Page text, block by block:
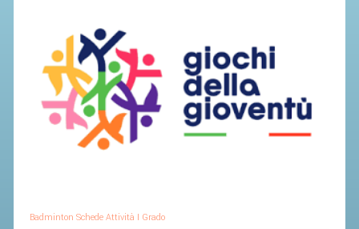
Badminton Schede Attività I Grado
COMUNICAZIONE E MARKETING
SEGRETERIA FEDERALE
CONTATTI
AVVISI E BANDI
SAFEGUARDING